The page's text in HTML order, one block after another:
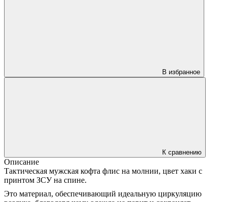
В избранное
К сравнению
Описание
Тактическая мужская кофта флис на молнии, цвет хаки с
принтом ЗСУ на спине.
Это материал, обеспечивающий идеальную циркуляцию